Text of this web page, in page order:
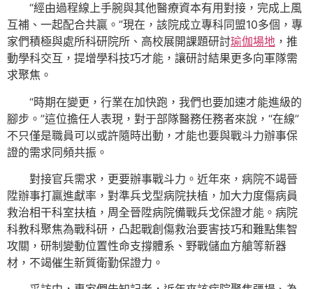
“經由過程線上手腕與其他醫療資本有用對接，完成上風
互補、一起配合共贏。”現在，該院成立專科同盟10多個，專
家們積極與處所科研院所、高校展開課題研討瑜伽場地 ，推
動學科交互，提增學科技巧才能，讓研討結果更多向軍隊需
求聚焦。
“時期在變更，行業在加快跑，我們也要加速才能進級的
腳步。”這位擔任人表現，對于部隊醫務任務者來說，“在線”
不只僅是職員可以或許隨時出動，才能也要與戰斗力辦事保
證的需求同頻共振。
對接官兵需求，更要辦事戰斗力。近年來，病院不竭晉
陞辦事打贏進獻率，對準兵戈型病院扶植，加大力度傷病員
救治相干科室扶植，周全晉陞病院備戰兵戈保證才能。病院
科教科聚焦為戰科研，凸起戰創傷救治要害技巧和難點集智
攻關，研制變動位置性命支撐體系、野戰儲血方艙等新器
材，不竭催生新質衛勤保證力。